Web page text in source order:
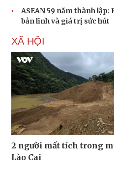
ASEAN 59 năm thành lập:
bản lĩnh và giá trị sức hút
XÃ HỘI
2 người mất tích trong
Lào Cai